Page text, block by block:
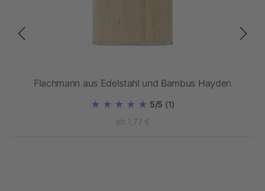
Flachmann aus Edelstahl und Bambus Hayden
5/5 (1)
ab 1,77 €